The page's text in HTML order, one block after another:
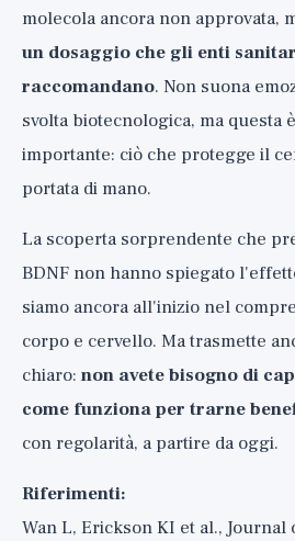
molecola ancora non approvata,
un dosaggio che gli enti
raccomandano. Non suona
svolta biotecnologica, ma questa
importante: ciò che protegge il
portata di mano.
La scoperta sorprendente che
BDNF non hanno spiegato
siamo ancora all'inizio nel
corpo e cervello. Ma trasmette
chiaro: non avete bisogno di
come funziona per trarne
con regolarità, a partire da oggi.
Riferimenti:
Wan L, Erickson KI et al.,